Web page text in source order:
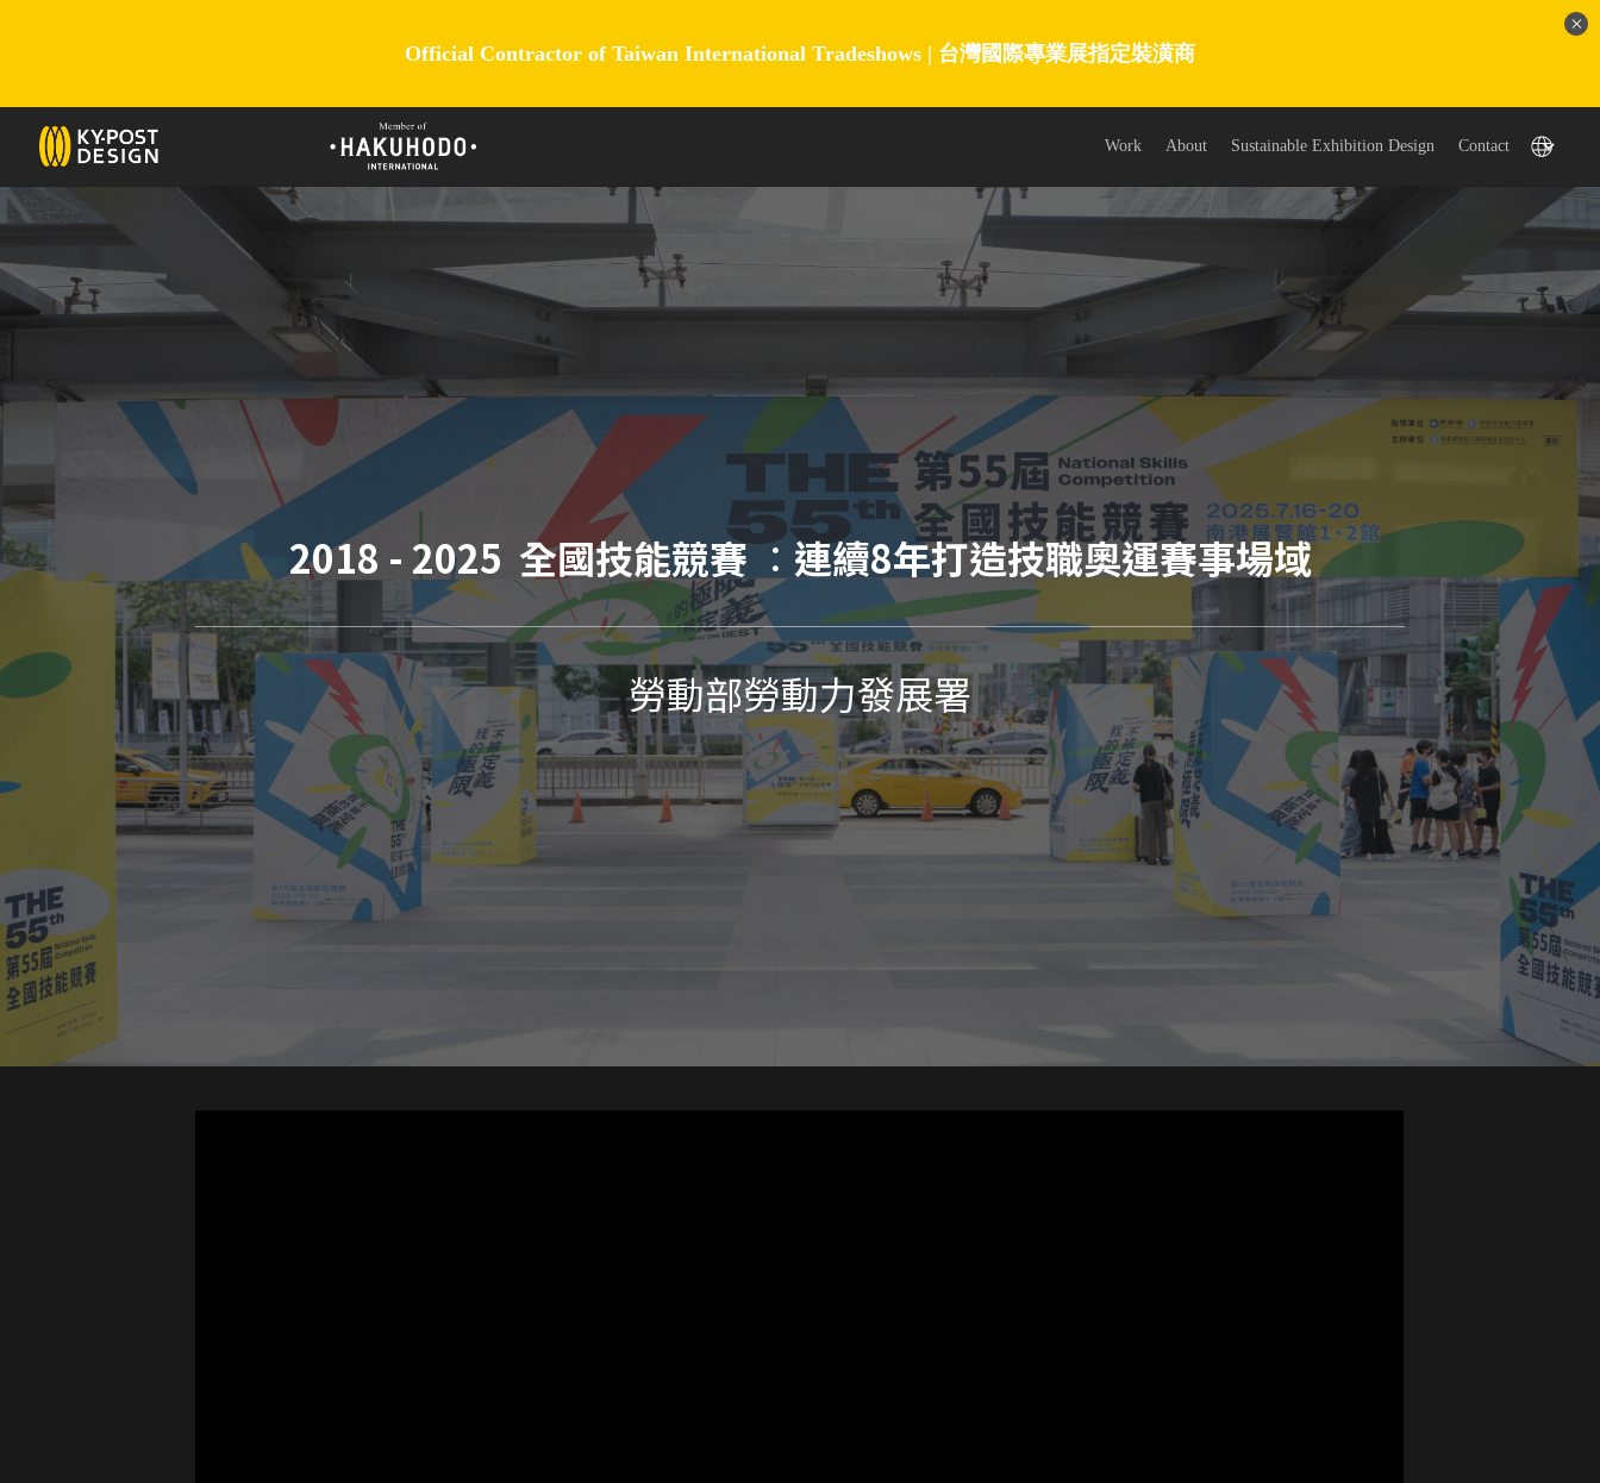
Official Contractor of Taiwan International Tradeshows | 台灣國際專業展指定裝潢商
Work About Sustainable Exhibition Design Contact
2018 - 2025 全國技能競賽： 連續8年打造技職奧運賽事場域
勞動部勞動力發展署